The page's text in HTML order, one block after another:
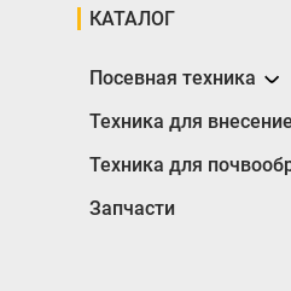
КАТАЛОГ
Посевная техника
Сеялки
Техника для
Разбрасыватели
Техника для
Борона
Запчасти